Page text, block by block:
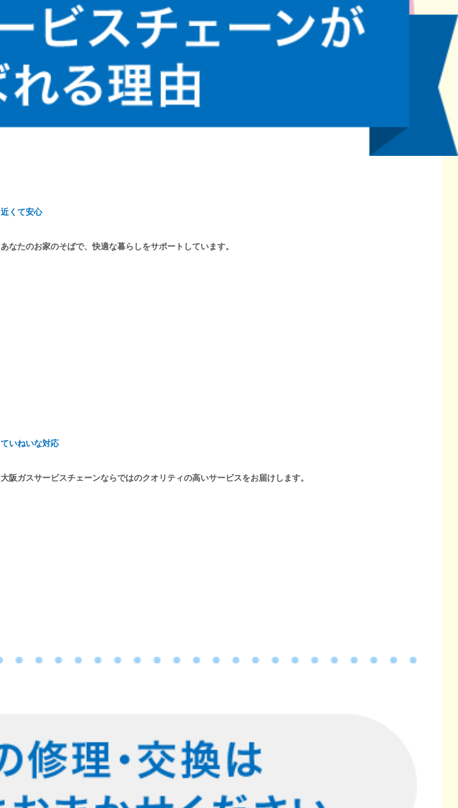
近くて安心
あなたのお家のそばで、快適な暮らしをサポートしています。
ていねいな対応
大阪ガスサービスチェーンならではのクオリティの高いサービスをお届けします。